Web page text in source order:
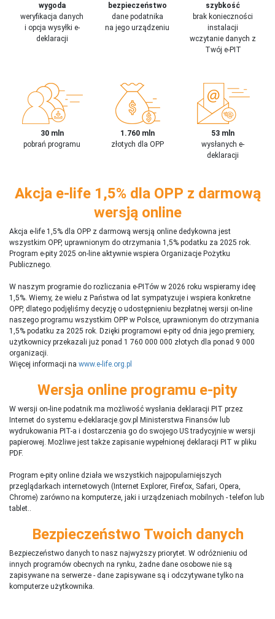
wygoda
weryfikacja danych
i opcja wysyłki e-
deklaracji
bezpieczeństwo
dane podatnika
na jego urządzeniu
szybkość
brak konieczności
instalacji
wczytanie danych z
Twój e-PIT
30 mln
pobrań programu
1.760 mln
złotych dla OPP
53 mln
wysłanych e-
deklaracji
Akcja e-life 1,5% dla OPP z darmową
wersją online
Akcja e-life 1,5% dla OPP z darmową wersją online dedykowna jest
wszystkim OPP, uprawnionym do otrzymania 1,5% podatku za 2025 rok.
Program e-pity 2025 on-line aktywnie wspiera Organizacje Pożytku
Publicznego.
W naszym programie do rozliczania e-PITów w 2026 roku wspieramy ideę
1,5%. Wiemy, że wielu z Państwa od lat sympatyzuje i wspiera konkretne
OPP, dlatego podjęliśmy decyzję o udostępnieniu bezpłatnej wersji on-line
naszego programu wszystkim OPP w Polsce, uprawnionym do otrzymania
1,5% podatku za 2025 rok. Dzięki programowi e-pity od dnia jego premiery,
użytkownicy przekazali już ponad 1 760 000 000 złotych dla ponad 9 000
organizacji.
Więcej informacji na www.e-life.org.pl
Wersja online programu e-pity
W wersji on-line podatnik ma możliwość wysłania deklaracji PIT przez
Internet do systemu e-deklaracje.gov.pl Ministerstwa Finansów lub
wydrukowania PIT-a i dostarczenia go do swojego US tradycyjnie w wersji
papierowej. Możliwe jest także zapisanie wypełnionej deklaracji PIT w pliku
PDF.
Program e-pity online działa we wszystkich najpopularniejszych
przeglądarkach internetowych (Internet Explorer, Firefox, Safari, Opera,
Chrome) zarówno na komputerze, jaki i urządzeniach mobilnych - telefon lub
tablet..
Bezpieczeństwo Twoich danych
Bezpieczeństwo danych to nasz najwyższy priorytet. W odróżnieniu od
innych programów obecnych na rynku, żadne dane osobowe nie są
zapisywane na serwerze - dane zapisywane są i odczytywane tylko na
komputerze użytkownika.